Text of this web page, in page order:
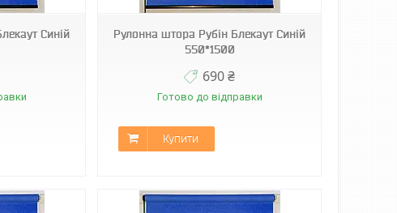
Синій
Рулонна штора Рубін Блекаут Синій
550*1500
690 ₴
Готово до відправки
Купити